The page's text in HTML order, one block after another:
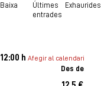
Baixa
Últimes
entrades
Exhaurides
12:00 h Afegir al calendari
Des de